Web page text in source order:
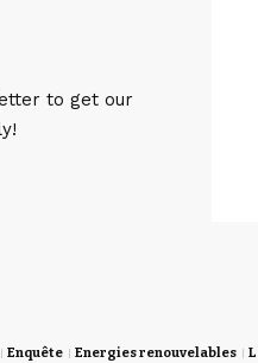
to get our
Enquête Energies renouvelables